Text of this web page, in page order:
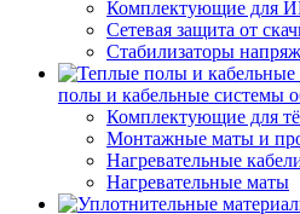
Комплектующие для
Сетевая защита от
Стабилизаторы
полы и кабельные системы
Комплектующие для
Монтажные маты и
Нагревательные
Нагревательные маты